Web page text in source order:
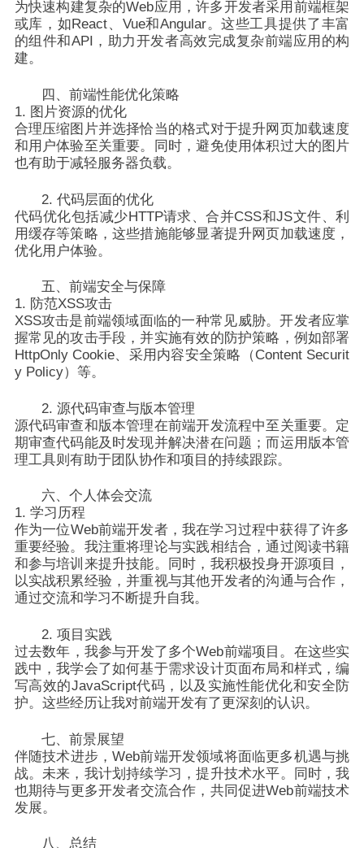
为快速构建复杂的Web应用，许多开发者采用前端框架
或库，如React、Vue和Angular。这些工具提供了丰富
的组件和API，助力开发者高效完成复杂前端应用的构
建。
四、前端性能优化策略
1. 图片资源的优化
合理压缩图片并选择恰当的格式对于提升网页加载速度
和用户体验至关重要。同时，避免使用体积过大的图片
也有助于减轻服务器负载。
2. 代码层面的优化
代码优化包括减少HTTP请求、合并CSS和JS文件、利
用缓存等策略，这些措施能够显著提升网页加载速度，
优化用户体验。
五、前端安全与保障
1. 防范XSS攻击
XSS攻击是前端领域面临的一种常见威胁。开发者应掌
握常见的攻击手段，并实施有效的防护策略，例如部署
HttpOnly Cookie、采用内容安全策略（Content Securit
y Policy）等。
2. 源代码审查与版本管理
源代码审查和版本管理在前端开发流程中至关重要。定
期审查代码能及时发现并解决潜在问题；而运用版本管
理工具则有助于团队协作和项目的持续跟踪。
六、个人体会交流
1. 学习历程
作为一位Web前端开发者，我在学习过程中获得了许多
重要经验。我注重将理论与实践相结合，通过阅读书籍
和参与培训来提升技能。同时，我积极投身开源项目，
以实战积累经验，并重视与其他开发者的沟通与合作，
通过交流和学习不断提升自我。
2. 项目实践
过去数年，我参与开发了多个Web前端项目。在这些实
践中，我学会了如何基于需求设计页面布局和样式，编
写高效的JavaScript代码，以及实施性能优化和安全防
护。这些经历让我对前端开发有了更深刻的认识。
七、前景展望
伴随技术进步，Web前端开发领域将面临更多机遇与挑
战。未来，我计划持续学习，提升技术水平。同时，我
也期待与更多开发者交流合作，共同促进Web前端技术
发展。
八、总结